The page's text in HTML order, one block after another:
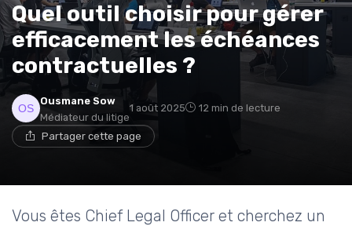
Quel outil choisir pour gérer
efficacement les échéances
contractuelles ?
Ousmane Sow
Médiateur du litige
1 août 2025 12 min de lecture
Partager cette page
Vous êtes Chief Legal Officer et cherchez un